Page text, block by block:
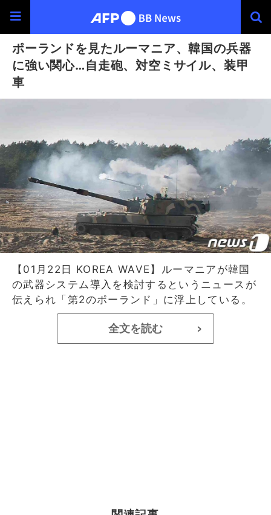
ポーランドを見たルーマニア、韓国の兵器
に強い関心…自走砲、対空ミサイル、装甲
車
【01月22日 KOREA WAVE】ルーマニアが韓国
の武器システム導入を検討するというニュースが
伝えられ「第2のポーランド」に浮上している。
全文を読む >